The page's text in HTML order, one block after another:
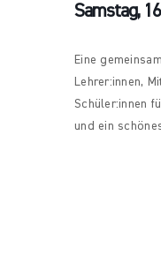
Samstag,
Eine
Lehrer:innen,
Schüler:innen
und ein